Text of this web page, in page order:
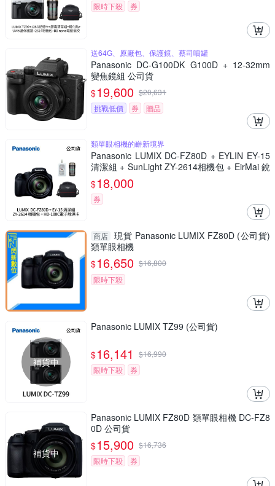
限時下殺
券
送64G、原廠包、保護鏡、蔡司噴罐
Panasonic DC-G100DK G100D + 12-32mm
變焦鏡組 公司貨
$19,600 $20,631
挑戰低價
券 贈品
類單眼相機的嶄新境界
Panasonic LUMIX DC-FZ80D + EYLIN EY-15
清潔組 + SunLight ZY-2614相機包 + EirMai 銳
瑪 HD-100C電子除濕卡 FZ80D (公司貨)
$18,000
券
商店 現貨 Panasonic LUMIX FZ80D (公司貨)
類單眼相機
$16,650 $16,800
限時下殺
補貨中
Panasonic LUMIX TZ99 (公司貨)
$16,141 $16,990
限時下殺
券
補貨中
Panasonic LUMIX FZ80D 類單眼相機 DC-FZ8
0D 公司貨
$15,900 $16,736
限時下殺
券